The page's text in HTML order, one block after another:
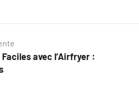
avec l’Airfryer :